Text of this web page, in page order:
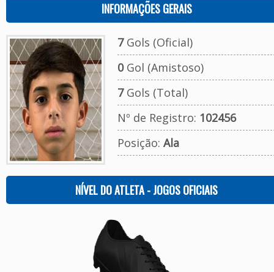
INFORMAÇÕES GERAIS
7Gols (Oficial)
0Gol (Amistoso)
7Gols (Total)
Nº de Registro: 102456
Posição: Ala
NÍVEL DO ATLETA - JOGOS OFICIAIS